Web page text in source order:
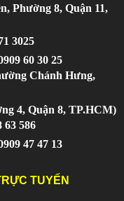
Phường 8, Quận 11,
3025
60 30 25
Chánh Hưng,
4, Quận 8, TP.HCM)
63 586
47 47 13
TUYẾN